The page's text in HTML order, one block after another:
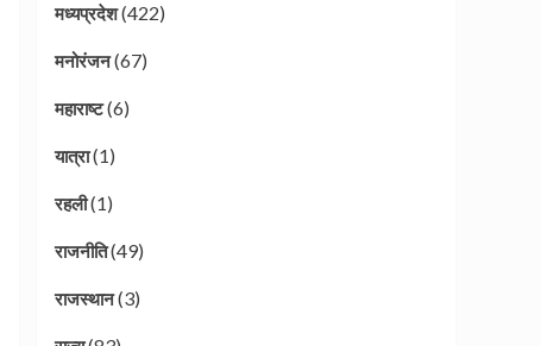
मध्यप्रदेश(422)
मनोरंजन(67)
महाराष्ट(6)
यात्रा(1)
रहली(1)
राजनीति(49)
राजस्थान(3)